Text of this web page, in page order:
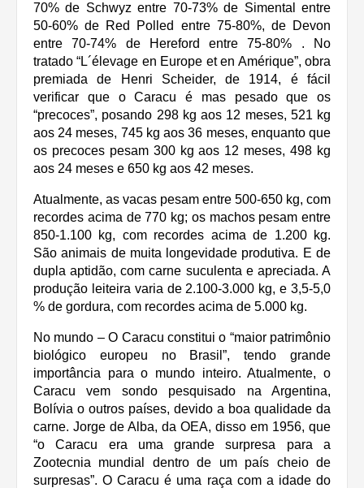
70% de Schwyz entre 70-73% de Simental entre
50-60% de Red Polled entre 75-80%, de Devon
entre 70-74% de Hereford entre 75-80% . No
tratado “L´élevage en Europe et en Amérique”, obra
premiada de Henri Scheider, de 1914, é fácil
verificar que o Caracu é mas pesado que os
“precoces”, posando 298 kg aos 12 meses, 521 kg
aos 24 meses, 745 kg aos 36 meses, enquanto que
os precoces pesam 300 kg aos 12 meses, 498 kg
aos 24 meses e 650 kg aos 42 meses.
Atualmente, as vacas pesam entre 500-650 kg, com
recordes acima de 770 kg; os machos pesam entre
850-1.100 kg, com recordes acima de 1.200 kg.
São animais de muita longevidade produtiva. E de
dupla aptidão, com carne suculenta e apreciada. A
produção leiteira varia de 2.100-3.000 kg, e 3,5-5,0
% de gordura, com recordes acima de 5.000 kg.
No mundo – O Caracu constitui o “maior patrimônio
biológico europeu no Brasil”, tendo grande
importância para o mundo inteiro. Atualmente, o
Caracu vem sondo pesquisado na Argentina,
Bolívia o outros países, devido a boa qualidade da
carne. Jorge de Alba, da OEA, disso em 1956, que
“o Caracu era uma grande surpresa para a
Zootecnia mundial dentro de um país cheio de
surpresas”. O Caracu é uma raça com a idade do